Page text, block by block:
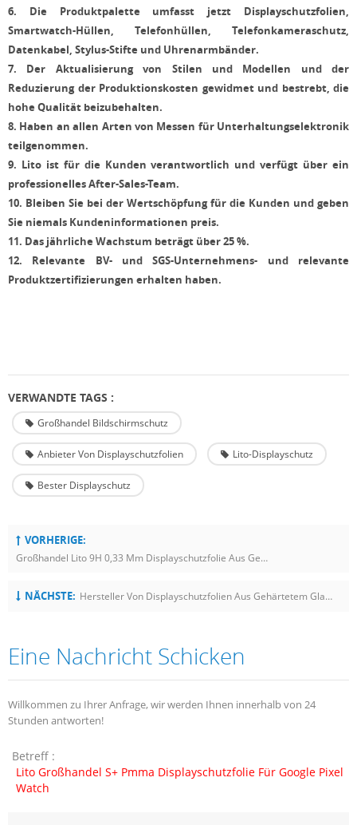
6. Die Produktpalette umfasst jetzt Displayschutzfolien,
Smartwatch-Hüllen, Telefonhüllen, Telefonkameraschutz,
Datenkabel, Stylus-Stifte und Uhrenarmbänder.
7. Der Aktualisierung von Stilen und Modellen und der
Reduzierung der Produktionskosten gewidmet und bestrebt, die
hohe Qualität beizubehalten.
8. Haben an allen Arten von Messen für Unterhaltungselektronik
teilgenommen.
9. Lito ist für die Kunden verantwortlich und verfügt über ein
professionelles After-Sales-Team.
10. Bleiben Sie bei der Wertschöpfung für die Kunden und geben
Sie niemals Kundeninformationen preis.
11. Das jährliche Wachstum beträgt über 25 %.
12. Relevante BV- und SGS-Unternehmens- und relevante
Produktzertifizierungen erhalten haben.
VERWANDTE TAGS :
Großhandel Bildschirmschutz
Anbieter Von Displayschutzfolien Lito-Displayschutz
Bester Displayschutz
VORHERIGE:
Großhandel Lito 9H 0,33 Mm Displayschutzfolie Aus Gehärtetem Glas Für Apple Watch Ultra 49 Mm
NÄCHSTE: Hersteller Von Displayschutzfolien Aus Gehärtetem Glas Für Die Apple Watch Ultra
Eine Nachricht Schicken
Willkommen zu Ihrer Anfrage, wir werden Ihnen innerhalb von 24
Stunden antworten!
Betreff :
Lito Großhandel S+ Pmma Displayschutzfolie Für Google Pixel
Watch